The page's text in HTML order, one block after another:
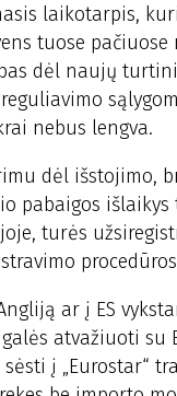
laikotarpis,
tuose
dėl naujų
nebus lengva.
dėl išstojimo,
išlaikys
turės
ar į ES
atvažiuoti su
į